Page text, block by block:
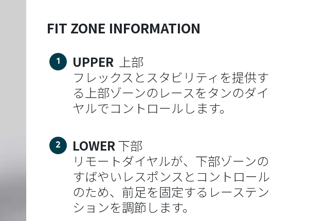
FIT ZONE INFORMATION
UPPER 上部
フレックスとスタビリティを提供す
る上部ゾーンのレースをタンのダイ
ヤルでコントロールします。
LOWER下部
リモートダイヤルが、下部ゾーンの
すばやいレスポンスとコントロール
のため、前足を固定するレーステン
ションを調節します。